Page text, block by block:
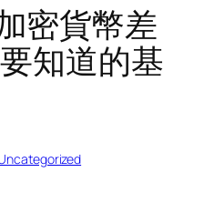
密貨幣差
知道的基